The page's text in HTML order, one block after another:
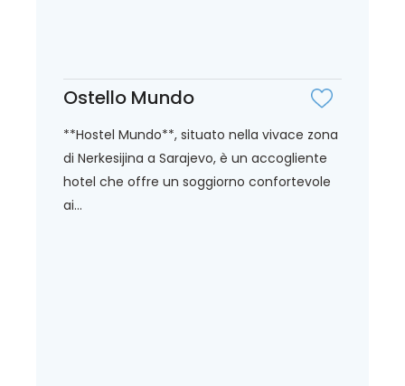
Ostello Mundo
**Hostel Mundo**, situato nella vivace zona
di Nerkesijina a Sarajevo, è un accogliente
hotel che offre un soggiorno confortevole
ai...